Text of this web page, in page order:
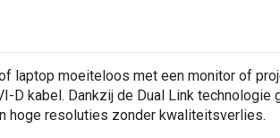
laptop moeiteloos met een monitor of
D kabel. Dankzij de Dual Link technologie
hoge resoluties zonder kwaliteitsverlies.